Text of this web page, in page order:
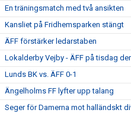
En träningsmatch med två ansikten
Kansliet på Fridhemsparken stängt
ÄFF förstärker ledarstaben
Lokalderby Vejby - ÄFF på tisdag
Lunds BK vs. ÄFF 0-1
Ängelholms FF lyfter upp talang
Seger för Damerna mot halländskt